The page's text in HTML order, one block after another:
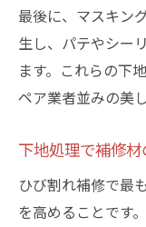
最後に、マスキン
生し、パテやシー
ます。これらの下
ペア業者並みの美
下地処理で補修
ひび割れ補修で最
を高めることです